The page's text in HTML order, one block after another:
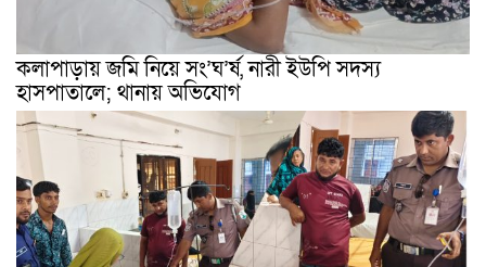
কলাপাড়ায় জমি নিয়ে সং’ঘ’র্ষ, নারী ইউপি সদস্য
হাসপাতালে; থানায় অভিযোগ